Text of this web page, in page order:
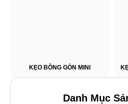
KẸO BÔNG GÒN MINI
Danh Mục